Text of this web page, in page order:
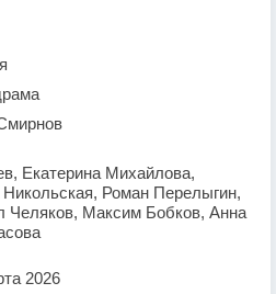
Екатерина Михайлова,
Роман Перелыгин,
Челяков, Максим Бобков, Анна
2026